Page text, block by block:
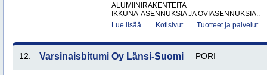
ALUMIINIRAKENTEITA
IKKUNA-ASENNUKSIA JA OVIASENNUKSIA..
Lue lisää..
Kotisivut Tuotteet ja palvelut
12. Varsinaisbitumi Oy Länsi-Suomi PORI